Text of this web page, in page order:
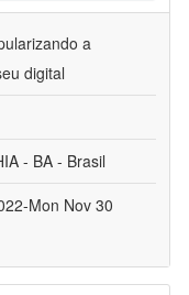
a
digital
- BA - Brasil
Mon Nov 30